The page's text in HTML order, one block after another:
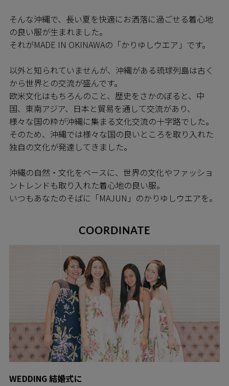
そんな沖縄で、長い夏を快適にお洒落に過ごせる着心地
の良い服が生まれました。
それがMADE IN OKINAWAの「かりゆしウエア」です。
以外と知られていませんが、沖縄がある琉球列島は古く
から世界との交流が盛んです。
欧米文化はもちろんのこと、歴史をさかのぼると、中
国、東南アジア、日本と貿易を通して交流があり、
様々な国の粋が沖縄に集まる文化交流の十字路でした。
そのため、沖縄では様々な国の良いところを取り入れた
独自の文化が発達してきました。
沖縄の自然・文化をベースに、世界の文化やファッショ
ントレンドも取り入れた着心地の良い服。
いつもあなたのそばに「MAJUN」のかりゆしウエアを。
COORDINATE
WEDDING 結婚式に